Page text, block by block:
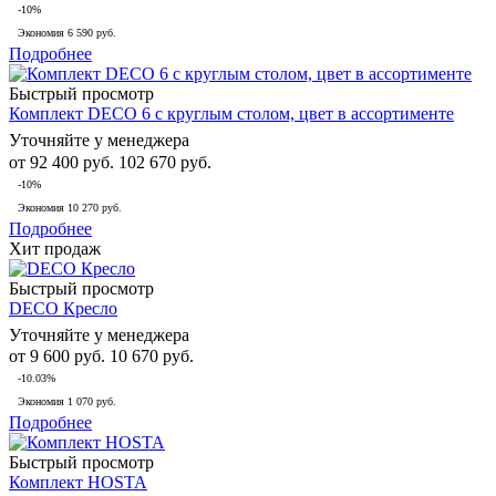
-10%
Экономия 6 590 руб.
Подробнее
Быстрый просмотр
Комплект DECO 6 с круглым столом, цвет в ассортименте
Уточняйте у менеджера
от 92 400 руб. 102 670 руб.
-10%
Экономия 10 270 руб.
Подробнее
Хит продаж
Быстрый просмотр
DECO Кресло
Уточняйте у менеджера
от 9 600 руб. 10 670 руб.
-10.03%
Экономия 1 070 руб.
Подробнее
Быстрый просмотр
Комплект HOSTA